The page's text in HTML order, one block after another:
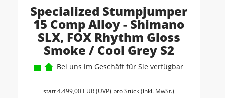
Specialized Stumpjumper
15 Comp Alloy - Shimano
SLX, FOX Rhythm Gloss
Smoke / Cool Grey S2
Bei uns im Geschäft für Sie verfügbar
statt4.499,00 EUR(UVP) pro Stück (inkl. MwSt.)